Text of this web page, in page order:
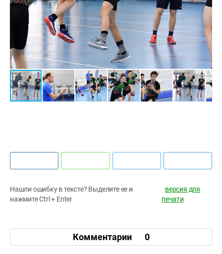
Нашли ошибку в тексте? Выделите ее и
нажмите Ctrl + Enter
версия для
печати
Комментарии 0